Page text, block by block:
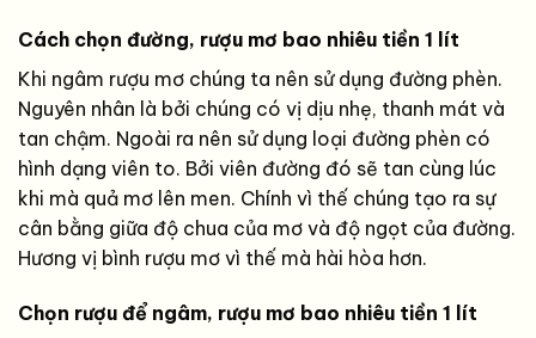
Cách chọn đường, rượu mơ bao nhiêu tiền 1 lít
Khi ngâm rượu mơ chúng ta nên sử dụng đường phèn.
Nguyên nhân là bởi chúng có vị dịu nhẹ, thanh mát và
tan chậm. Ngoài ra nên sử dụng loại đường phèn có
hình dạng viên to. Bởi viên đường đó sẽ tan cùng lúc
khi mà quả mơ lên men. Chính vì thế chúng tạo ra sự
cân bằng giữa độ chua của mơ và độ ngọt của đường.
Hương vị bình rượu mơ vì thế mà hài hòa hơn.
Chọn rượu để ngâm, rượu mơ bao nhiêu tiền 1 lít